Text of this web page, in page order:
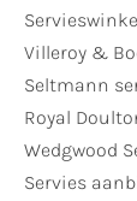
Villeroy &
Seltmann
Royal
Wedgwood
Servies